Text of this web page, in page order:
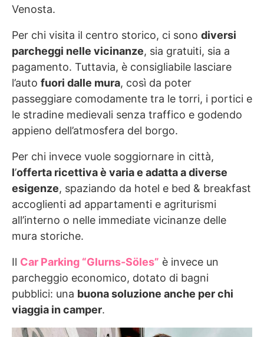
Venosta.
Per chi visita il centro storico, ci sono diversi
parcheggi nelle vicinanze, sia gratuiti, sia a
pagamento. Tuttavia, è consigliabile lasciare
l’auto fuori dalle mura, così da poter
passeggiare comodamente tra le torri, i portici e
le stradine medievali senza traffico e godendo
appieno dell’atmosfera del borgo.
Per chi invece vuole soggiornare in città,
l’offerta ricettiva è varia e adatta a diverse
esigenze, spaziando da hotel e bed & breakfast
accoglienti ad appartamenti e agriturismi
all’interno o nelle immediate vicinanze delle
mura storiche.
Il Car Parking “Glurns-Söles” è invece un
parcheggio economico, dotato di bagni
pubblici: una buona soluzione anche per chi
viaggia in camper.